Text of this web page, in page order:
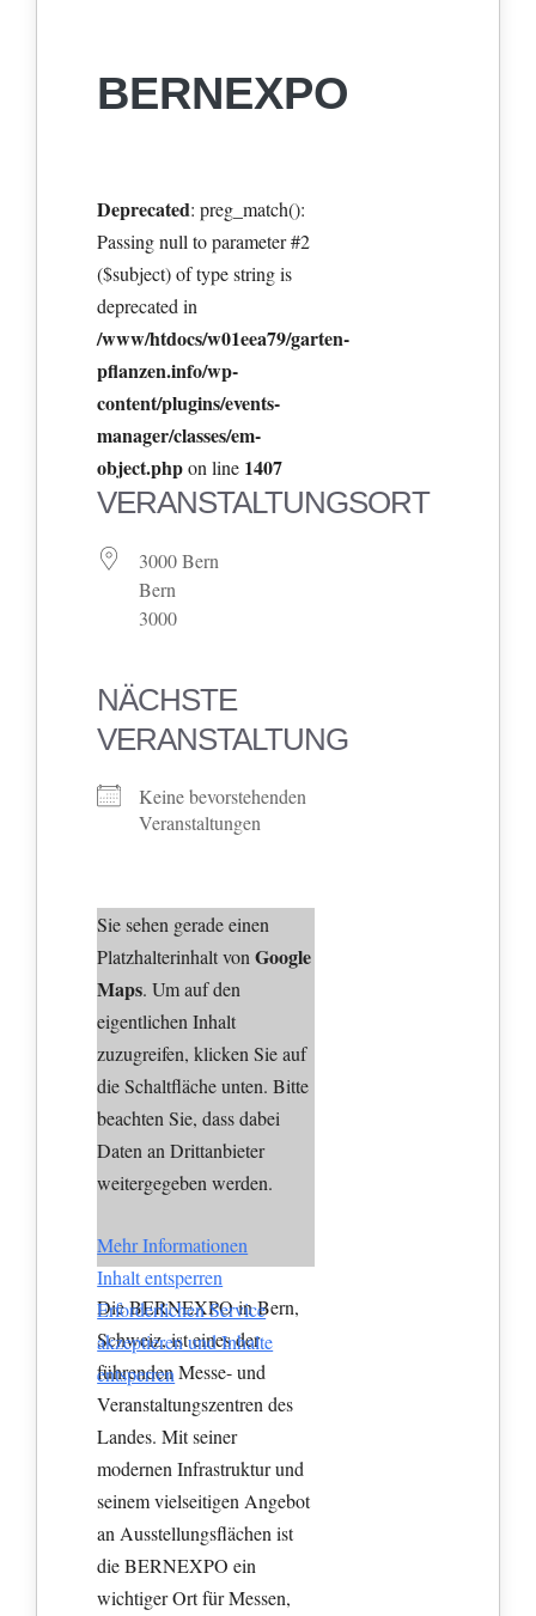
BERNEXPO
Deprecated: preg_match():
Passing null to parameter #2
($subject) of type string is
deprecated in
/www/htdocs/w01eea79/garten-
pflanzen.info/wp-
content/plugins/events-
manager/classes/em-
object.phpon line 1407
VERANSTALTUNGSORT
3000 Bern
Bern
3000
NÄCHSTE
VERANSTALTUNG
Keine bevorstehenden
Veranstaltungen
Sie sehen gerade einen
Platzhalterinhalt vonGoogle
Maps. Um auf den
eigentlichen Inhalt
zuzugreifen, klicken Sie auf
die Schaltfläche unten. Bitte
beachten Sie, dass dabei
Daten an Drittanbieter
weitergegeben werden.
Mehr Informationen
Inhalt entsperren
Erforderlichen Service
akzeptieren und Inhalte
entsperren
Die BERNEXPO in Bern,
Schweiz, ist eines der
führenden Messe- und
Veranstaltungszentren des
Landes. Mit seiner
modernen Infrastruktur und
seinem vielseitigen Angebot
an Ausstellungsflächen ist
die BERNEXPO ein
wichtiger Ort für Messen,